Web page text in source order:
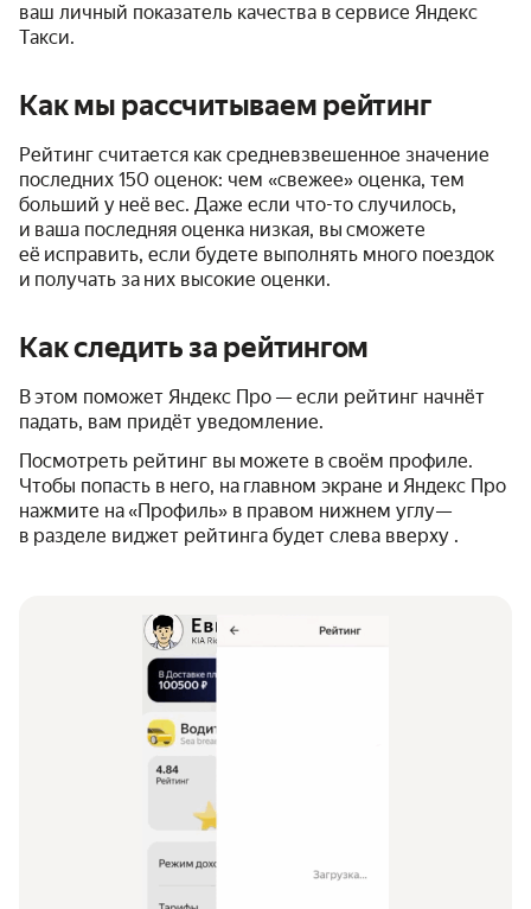
ваш личный показатель качества в сервисе Яндекс
Такси.
Как мы рассчитываем рейтинг
Рейтинг считается как средневзвешенное значение
последних 150 оценок: чем «свежее» оценка, тем
больший у неё вес. Даже если что-то случилось,
и ваша последняя оценка низкая, вы сможете
её исправить, если будете выполнять много поездок
и получать за них высокие оценки.
Как следить за рейтингом
В этом поможет Яндекс Про — если рейтинг начнёт
падать, вам придёт уведомление.
Посмотреть рейтинг вы можете в своём профиле.
Чтобы попасть в него, на главном экране и Яндекс Про
нажмите на «Профиль» в правом нижнем углу—
в разделе виджет рейтинга будет слева вверху .